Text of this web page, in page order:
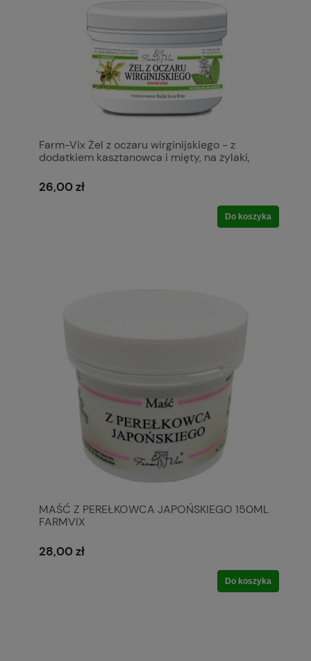
Farm-Vix Żel z oczaru wirginijskiego - z
dodatkiem kasztanowca i mięty, na żylaki,
26,00 zł
Do koszyka
MAŚĆ Z PEREŁKOWCA JAPOŃSKIEGO 150ML
FARMVIX
28,00 zł
Do koszyka